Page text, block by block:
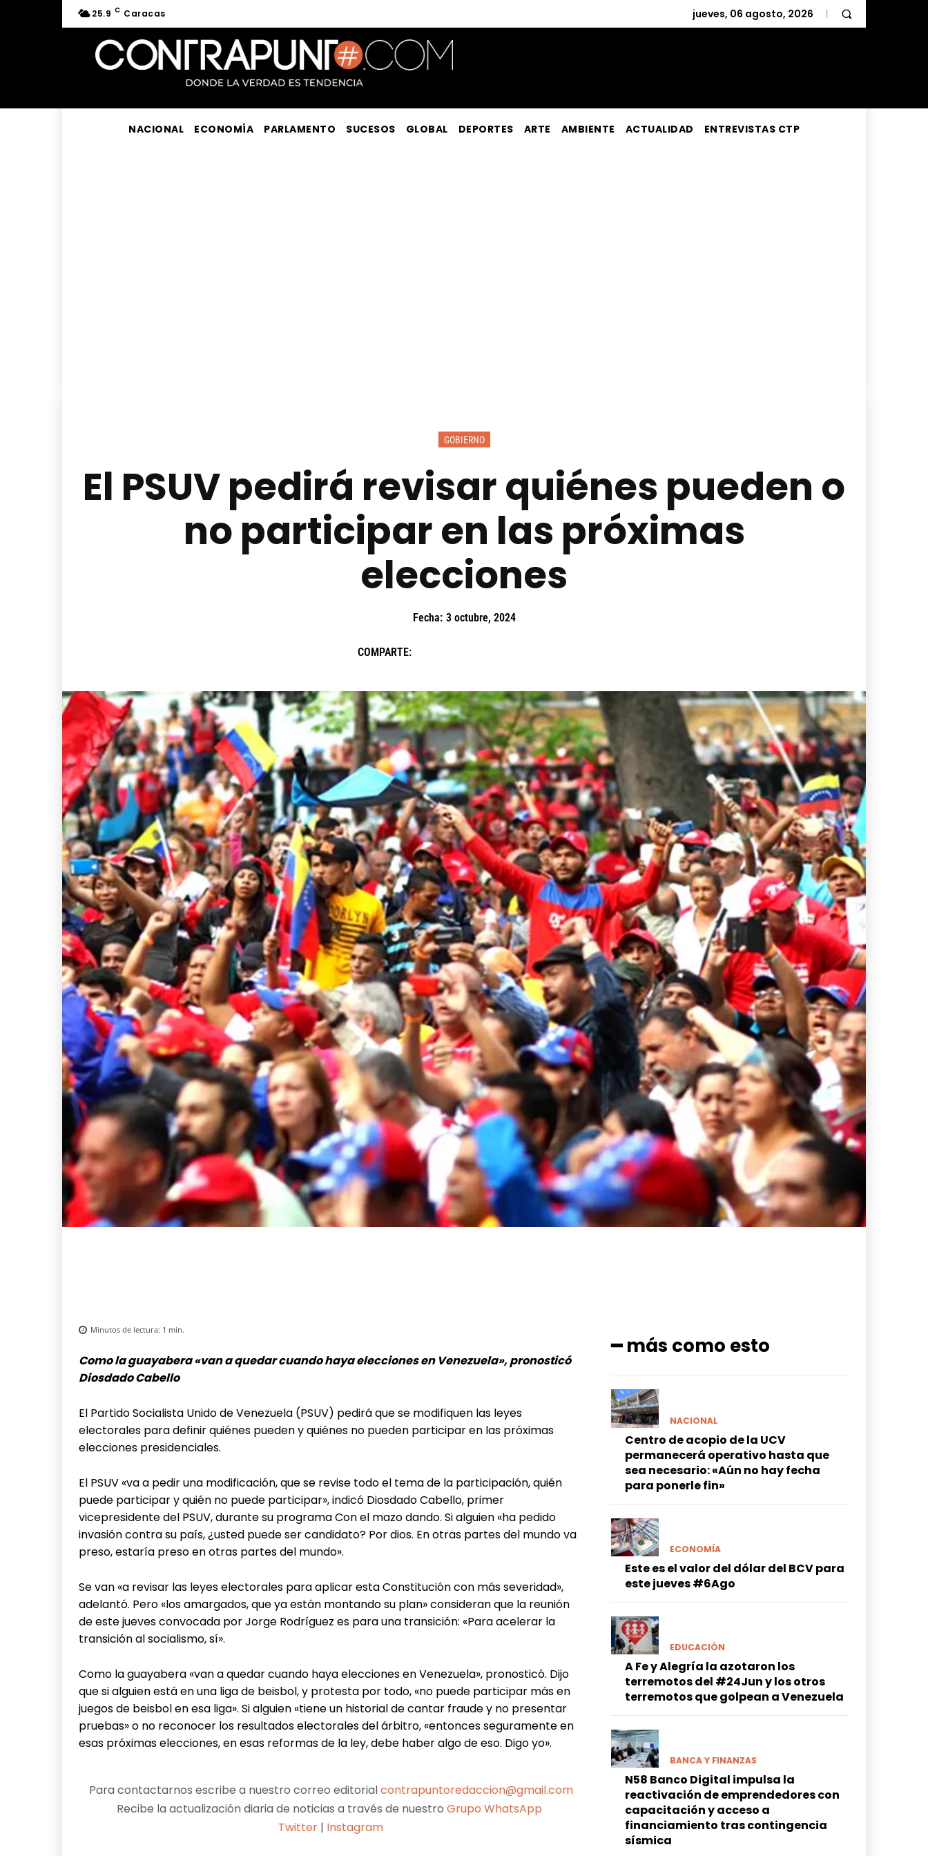
25.9 C Caracas jueves, 06 agosto, 2026
NACIONAL ECONOMÍA PARLAMENTO SUCESOS GLOBAL DEPORTES ARTE AMBIENTE ACTUALIDAD ENTREVISTAS CTP
GOBIERNO
El PSUV pedirá revisar quiénes pueden o
no participar en las próximas
elecciones
Fecha: 3 octubre, 2024
COMPARTE:
Minutos de lectura: 1 min.
Como la guayabera «van a quedar cuando haya elecciones en Venezuela», pronosticó
Diosdado Cabello
El Partido Socialista Unido de Venezuela (PSUV) pedirá que se modifiquen las leyes
electorales para definir quiénes pueden y quiénes no pueden participar en las próximas
elecciones presidenciales.
El PSUV «va a pedir una modificación, que se revise todo el tema de la participación, quién
puede participar y quién no puede participar», indicó Diosdado Cabello, primer
vicepresidente del PSUV, durante su programa Con el mazo dando. Si alguien «ha pedido
invasión contra su país, ¿usted puede ser candidato? Por dios. En otras partes del mundo va
preso, estaría preso en otras partes del mundo».
Se van «a revisar las leyes electorales para aplicar esta Constitución con más severidad»,
adelantó. Pero «los amargados, que ya están montando su plan» consideran que la reunión
de este jueves convocada por Jorge Rodríguez es para una transición: «Para acelerar la
transición al socialismo, sí».
Como la guayabera «van a quedar cuando haya elecciones en Venezuela», pronosticó. Dijo
que si alguien está en una liga de beisbol, y protesta por todo, «no puede participar más en
juegos de beisbol en esa liga». Si alguien «tiene un historial de cantar fraude y no presentar
pruebas» o no reconocer los resultados electorales del árbitro, «entonces seguramente en
esas próximas elecciones, en esas reformas de la ley, debe haber algo de eso. Digo yo».
Para contactarnos escribe a nuestro correo editorialcontrapuntoredaccion@gmail.com
Recibe la actualización diaria de noticias a través de nuestroGrupo WhatsApp
Twitter | Instagram
━ más como esto
NACIONAL
Centro de acopio de la UCV
permanecerá operativo hasta que
sea necesario: «Aún no hay fecha
para ponerle fin»
ECONOMÍA
Este es el valor del dólar del BCV para
este jueves #6Ago
EDUCACIÓN
A Fe y Alegría la azotaron los
terremotos del #24Jun y los otros
terremotos que golpean a Venezuela
BANCA Y FINANZAS
N58 Banco Digital impulsa la
reactivación de emprendedores con
capacitación y acceso a
financiamiento tras contingencia
sísmica